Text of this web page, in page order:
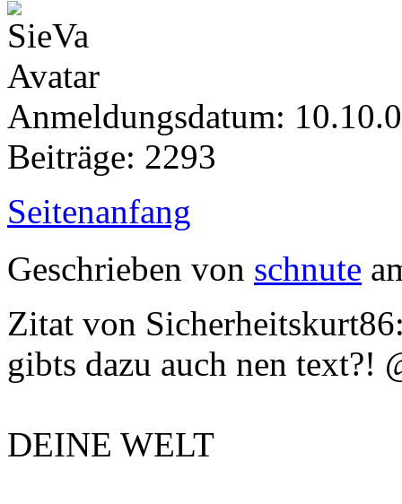
Anmeldungsdatum:
Beiträge: 2293
Seitenanfang
Geschrieben von schnute
Zitat von
gibts dazu auch nen text?!
DEINE WELT